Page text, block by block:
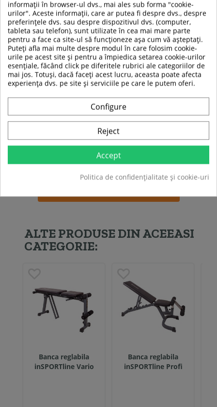
model versatil ce nu trebuie sa lipseasca dintr-o
sala de fitness profesionala.
Descriere tehnica:
Cadru robust din otel cu profil 100 x 50 mm
Dimensiuni produs:1350 x 650 x 1200
Captuseala moale din spuma acoperita cu piele
sintetica
Unghiuri variate deajustare a inclinarii
spatarului:11pozitii
3 pozitii de reglare a inclinarii scaunului
Picioare anti-alunecare
Maner aderent pentru ajustarea
Greutate produs: 60 kg
Greutate maxima admisa:240 kg
Pentru uz casnic si comercial.
ALTE PRODUSE DIN ACEEASI
CATEGORIE:
Banca reglabila
inSPORTline Vario
Banca reglabila
inSPORTline Profi
informații în browser-ul dvs., mai ales sub forma "cookie-
urilor". Aceste informații, care ar putea fi despre dvs., despre
preferințele dvs. sau despre dispozitivul dvs. (computer,
tableta sau telefon), sunt utilizate în cea mai mare parte
pentru a face ca site-ul să funcționeze așa cum vă așteptați.
Puteți afla mai multe despre modul în care folosim cookie-
urile pe acest site și pentru a împiedica setarea cookie-urilor
esențiale, făcând click pe diferitele rubrici ale categoriilor de
mai jos. Totuși, dacă faceți acest lucru, aceasta poate afecta
experiența dvs. pe site și serviciile pe care le putem oferi.
Configure
Reject
Accept
Politica de confidențialitate și cookie-uri